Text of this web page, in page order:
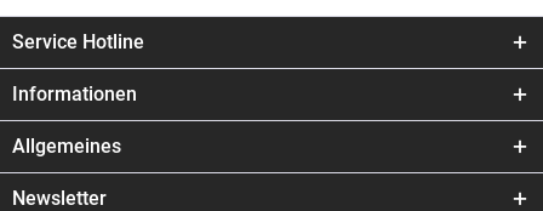
Service Hotline
Informationen
Allgemeines
Newsletter